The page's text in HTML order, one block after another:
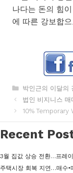
나다는 돈의 힘
에 따른 강보합
카
테
고
리
박인근의 이달의
법인 비지니스
10% Temporary
Recent
3월 집값 상승 전환…프레
주택시장 회복 지연…매수•